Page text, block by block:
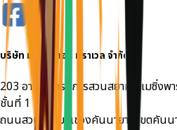
บริษัทมอนสเตอร์ ทราเวล จำกัด
203 อาคารโครงการสวนสยามอะเมซิ่ง
ชั้นที่ 1
ถนนสวนสยาม แขวงคันนายาว เขตคัน